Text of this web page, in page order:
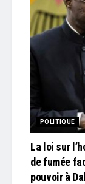
POLITIQUE
La loi sur
de fumée
pouvoir à